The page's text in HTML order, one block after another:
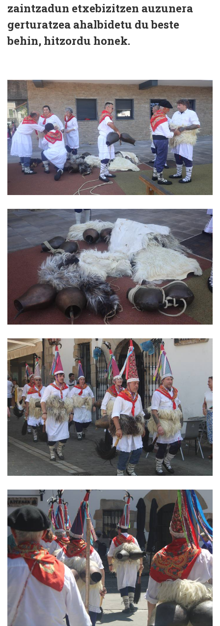
zaintzadun etxebizitzen auzunera
gerturatzea ahalbidetu du beste
behin, hitzordu honek.